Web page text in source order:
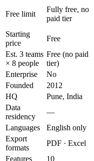
Free limit
Fully free, no
paid tier
Starting
price
Free
Est. 3 teams
× 8 people
Free (no paid
tier)
Enterprise
No
Founded
2012
HQ
Pune, India
Data
residency
—
Languages
English only
Export
formats
PDF · Excel
Features
10